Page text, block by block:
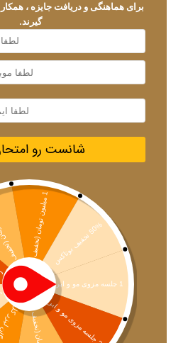
برای هماهنگی و دریافت جایزه ،
گیرند.
شانست رو